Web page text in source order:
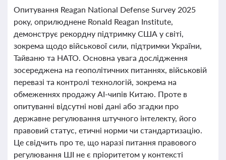
Опитування Reagan National Defense Survey 2025
року, оприлюднене Ronald Reagan Institute,
демонструє рекордну підтримку США у світі,
зокрема щодо військової сили, підтримки України,
Тайваню та НАТО. Основна увага дослідження
зосереджена на геополітичних питаннях, військовій
перевазі та контролі технологій, зокрема на
обмеженнях продажу AI-чипів Китаю. Проте в
опитуванні відсутні нові дані або згадки про
державне регулювання штучного інтелекту, його
правовий статус, етичні норми чи стандартизацію.
Це свідчить про те, що наразі питання правового
регулювання ШІ не є пріоритетом у контексті